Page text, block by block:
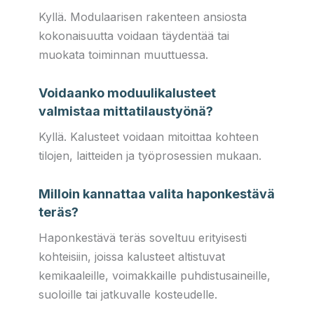
Kyllä. Modulaarisen rakenteen ansiosta
kokonaisuutta voidaan täydentää tai
muokata toiminnan muuttuessa.
Voidaanko moduulikalusteet
valmistaa mittatilaustyönä?
Kyllä. Kalusteet voidaan mitoittaa kohteen
tilojen, laitteiden ja työprosessien mukaan.
Milloin kannattaa valita haponkestävä
teräs?
Haponkestävä teräs soveltuu erityisesti
kohteisiin, joissa kalusteet altistuvat
kemikaaleille, voimakkaille puhdistusaineille,
suoloille tai jatkuvalle kosteudelle.